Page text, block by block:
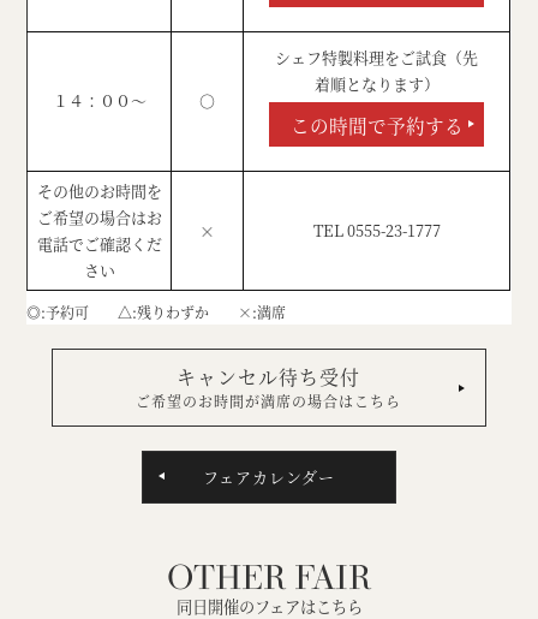
１４：００～ ○
シェフ特製料理をご試食（先
着順となります）
この時間で予約する
その他のお時間を
ご希望の場合はお
電話でご確認くだ
さい
× TEL 0555-23-1777
◎ 予約可 △ 残りわずか × 満席
キャンセル待ち受付
ご希望のお時間が満席の場合はこちら
フェアカレンダー
OTHER FAIR
同日開催のフェアはこちら